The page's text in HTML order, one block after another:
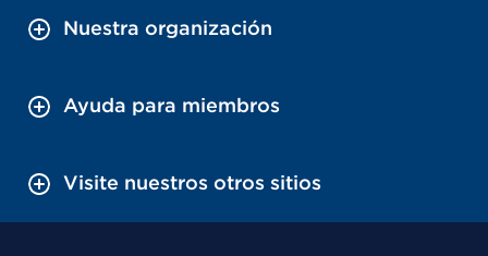
Nuestra organización
Ayuda para miembros
Visite nuestros otros sitios